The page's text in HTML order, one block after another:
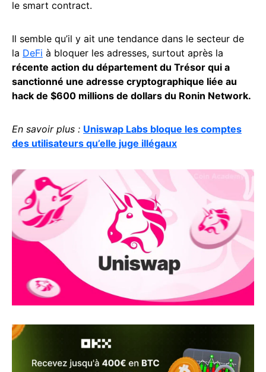
le smart contract.
Il semble qu’il y ait une tendance dans le secteur de
la DeFi à bloquer les adresses, surtout après la
récente action du département du Trésor qui a
sanctionné une adresse cryptographique liée au
hack de $600 millions de dollars du Ronin Network.
En savoir plus : Uniswap Labs bloque les comptes
des utilisateurs qu’elle juge illégaux